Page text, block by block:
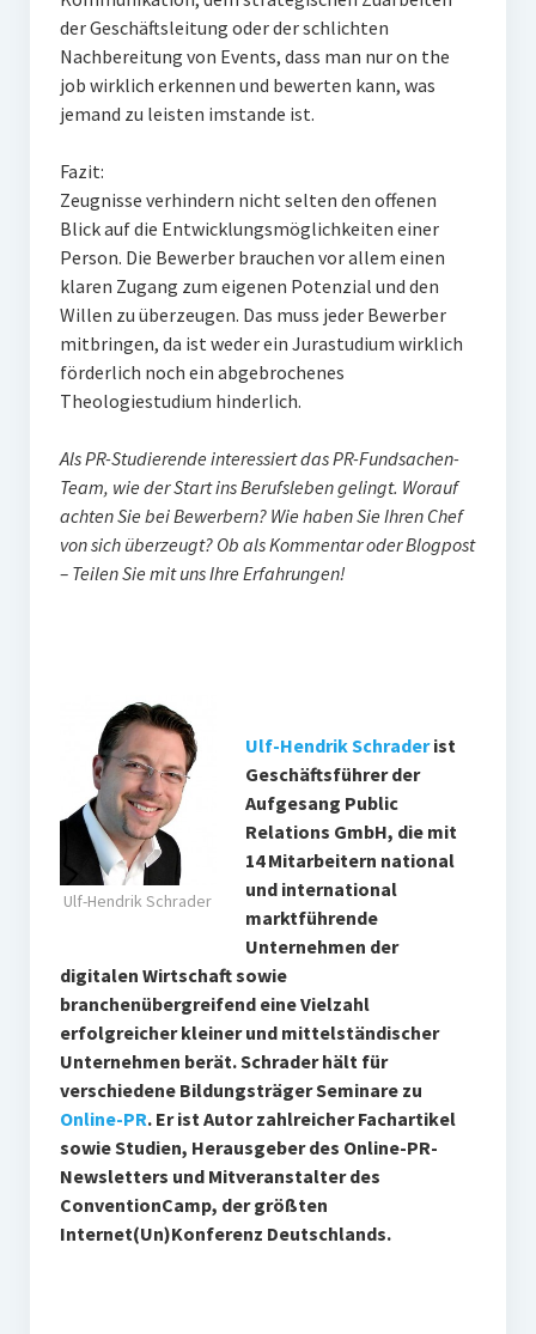
der Geschäftsleitung oder der schlichten
Nachbereitung von Events, dass man nur on the
job wirklich erkennen und bewerten kann, was
jemand zu leisten imstande ist.
Fazit:
Zeugnisse verhindern nicht selten den offenen
Blick auf die Entwicklungsmöglichkeiten einer
Person. Die Bewerber brauchen vor allem einen
klaren Zugang zum eigenen Potenzial und den
Willen zu überzeugen. Das muss jeder Bewerber
mitbringen, da ist weder ein Jurastudium wirklich
förderlich noch ein abgebrochenes
Theologiestudium hinderlich.
Als PR-Studierende interessiert das PR-Fundsachen-
Team, wie der Start ins Berufsleben gelingt. Worauf
achten Sie bei Bewerbern? Wie haben Sie Ihren Chef
von sich überzeugt? Ob als Kommentar oder Blogpost
– Teilen Sie mit uns Ihre Erfahrungen!
Ulf-Hendrik Schrader
Ulf-Hendrik Schraderist
Geschäftsführer der
Aufgesang Public
Relations GmbH, die mit
14 Mitarbeitern national
und international
marktführende
Unternehmen der
digitalen Wirtschaft sowie
branchenübergreifend eine Vielzahl
erfolgreicher kleiner und mittelständischer
Unternehmen berät. Schrader hält für
verschiedene Bildungsträger Seminare zu
Online-PR. Er ist Autor zahlreicher Fachartikel
sowie Studien, Herausgeber des Online-PR-
Newsletters und Mitveranstalter des
ConventionCamp, der größten
Internet(Un)Konferenz Deutschlands.